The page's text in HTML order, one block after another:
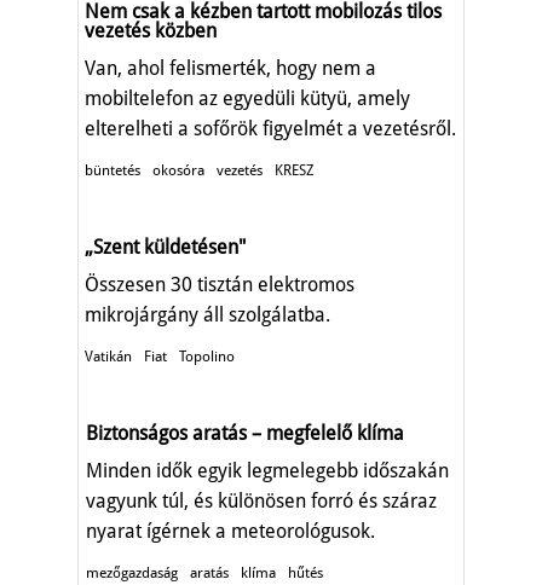
Nem csak a kézben tartott mobilozás tilos
vezetés közben
Van, ahol felismerték, hogy nem a
mobiltelefon az egyedüli kütyü, amely
elterelheti a sofőrök figyelmét a vezetésről.
büntetés okosóra vezetés KRESZ
„Szent küldetésen"
Összesen 30 tisztán elektromos
mikrojárgány áll szolgálatba.
Vatikán Fiat Topolino
Biztonságos aratás – megfelelő klíma
Minden idők egyik legmelegebb időszakán
vagyunk túl, és különösen forró és száraz
nyarat ígérnek a meteorológusok.
mezőgazdaság aratás klíma hűtés